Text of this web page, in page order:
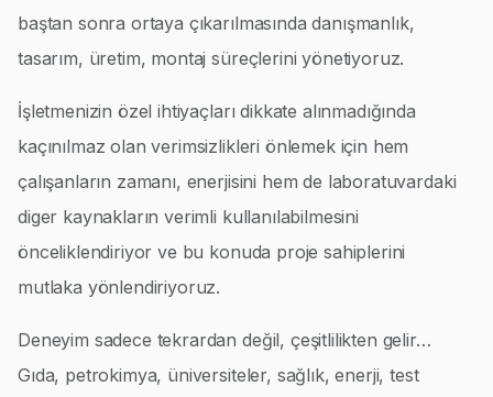
baştan sonra ortaya çıkarılmasında danışmanlık,
tasarım, üretim, montaj süreçlerini yönetiyoruz.
İşletmenizin özel ihtiyaçları dikkate alınmadığında
kaçınılmaz olan verimsizlikleri önlemek için hem
çalışanların zamanı, enerjisini hem de laboratuvardaki
diger kaynakların verimli kullanılabilmesini
önceliklendiriyor ve bu konuda proje sahiplerini
mutlaka yönlendiriyoruz.
Deneyim sadece tekrardan değil, çeşitlilikten gelir…
Gıda, petrokimya, üniversiteler, sağlık, enerji, test